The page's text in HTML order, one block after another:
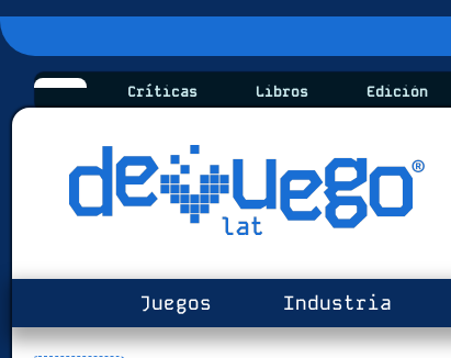
Críticas Libros Edición
Juegos Industria